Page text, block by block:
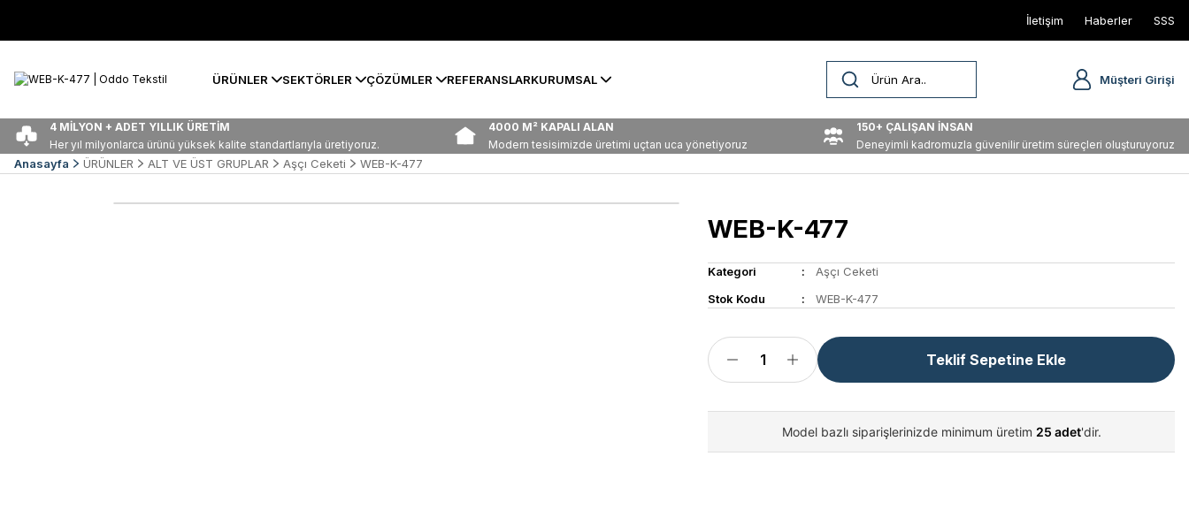
İletişim Haberler SSS
ÜRÜNLER SEKTÖRLER ÇÖZÜMLER REFERANSLARKURUMSAL Müşteri Girişi
4 MİLYON + ADET YILLIK ÜRETİM
Her yıl milyonlarca ürünü yüksek kalite standartlarıyla üretiyoruz.
4000 M² KAPALI ALAN
Modern tesisimizde üretimi uçtan uca yönetiyoruz
150+ ÇALIŞAN İNSAN
Deneyimli kadromuzla güvenilir üretim süreçleri oluşturuyoruz
Anasayfa ÜRÜNLER ALT VE ÜST GRUPLAR Aşçı Ceketi WEB-K-477
WEB-K-477
Kategori
Aşçı Ceketi
Stok Kodu
WEB-K-477
Teklif Sepetine Ekle
Model bazlı siparişlerinizde minimum üretim 25 adet'dir.